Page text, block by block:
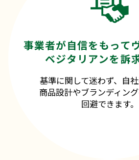
事業者が自信をもって
ベジタリアンを訴
基準に関して迷わず、自
商品設計やブランディン
回避できます。